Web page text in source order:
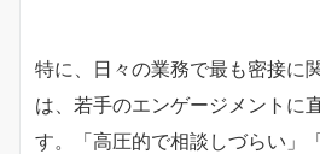
特に、日々の業務で最も密接に
は、若手のエンゲージメントに
す。「高圧的で相談しづらい」